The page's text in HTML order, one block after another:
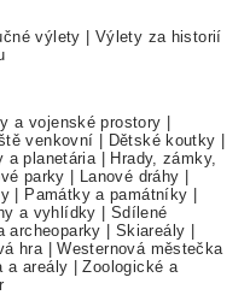
výlety | Výlety za historií
a vojenské prostory |
venkovní | Dětské koutky |
a planetária | Hrady, zámky,
parky | Lanové dráhy |
| Památky a památníky |
a vyhlídky | Sdílené
archeoparky | Skiareály |
hra |Westernová městečka
a areály |Zoologické a